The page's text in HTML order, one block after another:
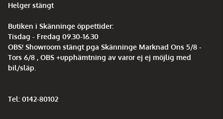
Helger stängt
Butiken i Skänninge öppettider:
Tisdag - Fredag 09.30-16.30
OBS! Showroom stängt pga Skänninge Marknad Ons 5/8 -
Tors 6/8 , OBS +upphämtning av varor ej ej möjlig med
bil/släp.
Tel: 0142-80102